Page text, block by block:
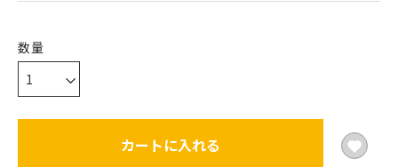
カートに入れる